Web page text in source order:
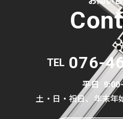
TEL 076-
平日
土・日・祝日、年末年